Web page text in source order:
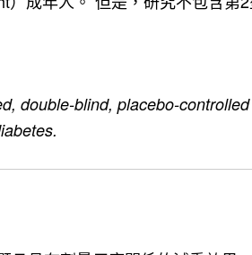
double-blind, placebo-